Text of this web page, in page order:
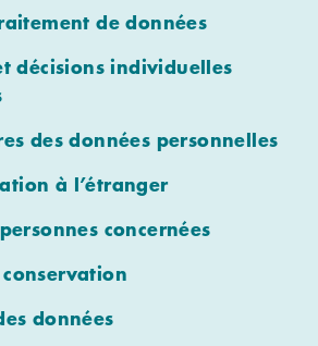
de données
décisions individuelles
des données personnelles
à l’étranger
concernées
données